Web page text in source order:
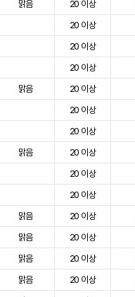
맑음 20 이상
20 이상
20 이상
20 이상
맑음 20 이상
20 이상
20 이상
맑음 20 이상
20 이상
20 이상
맑음 20 이상
맑음 20 이상
맑음 20 이상
맑음 20 이상